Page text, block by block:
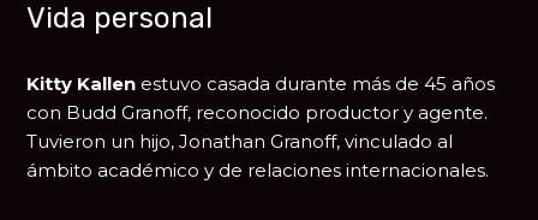
Vida personal
Kitty Kallen estuvo casada durante más de 45 años
con Budd Granoff, reconocido productor y agente.
Tuvieron un hijo, Jonathan Granoff, vinculado al
ámbito académico y de relaciones internacionales.